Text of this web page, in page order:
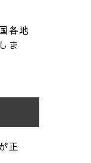
各地
ま
正